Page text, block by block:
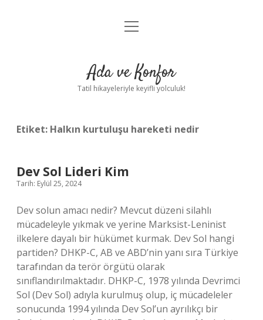
Anasayfa
Yasal Uyarı
menüyü
Ada ve Konfor
Tatil hikayeleriyle keyifli yolculuk!
Etiket: Halkın kurtuluşu hareketi nedir
Dev Sol Lideri Kim
Tarih: Eylül 25, 2024
Dev solun amacı nedir? Mevcut düzeni silahlı
mücadeleyle yıkmak ve yerine Marksist-Leninist
ilkelere dayalı bir hükümet kurmak. Dev Sol hangi
partiden? DHKP-C, AB ve ABD’nin yanı sıra Türkiye
tarafından da terör örgütü olarak
sınıflandırılmaktadır. DHKP-C, 1978 yılında Devrimci
Sol (Dev Sol) adıyla kurulmuş olup, iç mücadeleler
sonucunda 1994 yılında Dev Sol’un ayrılıkçı bir